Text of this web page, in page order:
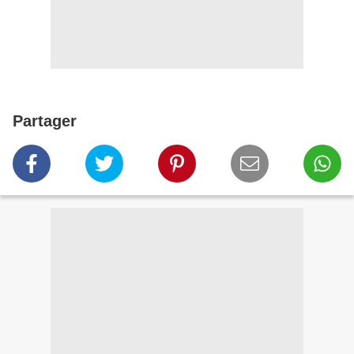
Partager